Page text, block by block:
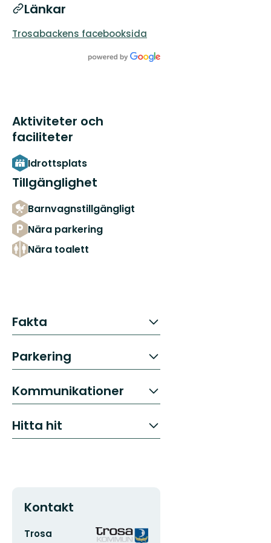
Länkar
Trosabackens facebooksida
Aktiviteter och
faciliteter
Idrottsplats
Tillgänglighet
Barnvagnstillgängligt
Nära parkering
Nära toalett
Fakta
Parkering
Kommunikationer
Hitta hit
Kontakt
E-
Trosa
Organisationens